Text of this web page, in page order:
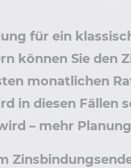
für ein
können Sie den
monatlichen
in diesen Fällen
– mehr